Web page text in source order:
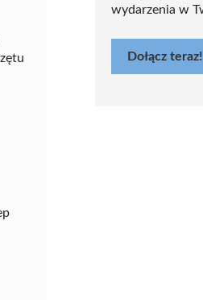
wydarzenia w
Dołącz teraz!